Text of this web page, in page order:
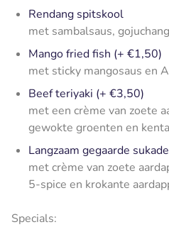
Rendang spitskool
met sambalsaus,
Mango fried fish (+ €1,50)
met sticky mangosaus en
Beef teriyaki (+ €3,50)
met een crème van zoete
gewokte groenten en
Langzaam gegaarde
met crème van zoete
5-spice en krokante
Specials: